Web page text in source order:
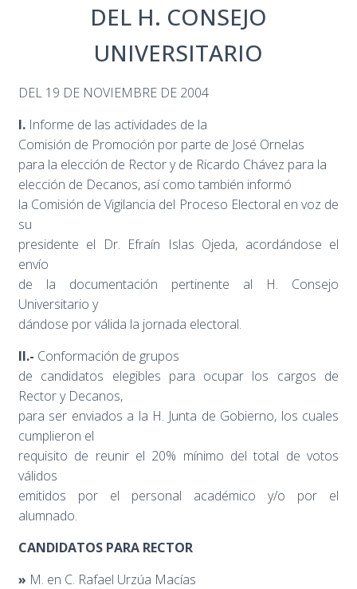
DEL H. CONSEJO
UNIVERSITARIO
DEL 19 DE NOVIEMBRE DE 2004
I. Informe de las actividades de la
Comisión de Promoción por parte de José Ornelas
para la elección de Rector y de Ricardo Chávez para la
elección de Decanos, así como también informó
la Comisión de Vigilancia del Proceso Electoral en voz de
su
presidente el Dr. Efraín Islas Ojeda, acordándose el
envío
de la documentación pertinente al H. Consejo
Universitario y
dándose por válida la jornada electoral.
II.- Conformación de grupos
de candidatos elegibles para ocupar los cargos de
Rector y Decanos,
para ser enviados a la H. Junta de Gobierno, los cuales
cumplieron el
requisito de reunir el 20% mínimo del total de votos
válidos
emitidos por el personal académico y/o por el
alumnado.
CANDIDATOS PARA RECTOR
» M. en C. Rafael Urzúa Macías